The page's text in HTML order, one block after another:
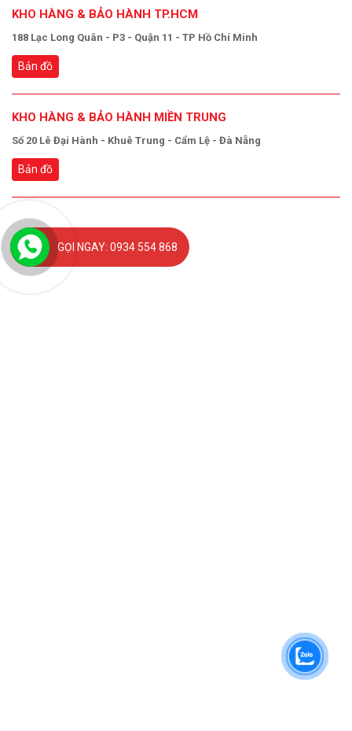
KHO HÀNG & BẢO HÀNH TP.HCM
188 Lạc Long Quân - P3 - Quận 11 - TP Hồ Chí Minh
Bản đồ
KHO HÀNG & BẢO HÀNH MIỀN TRUNG
Số 20 Lê Đại Hành - Khuê Trung - Cẩm Lệ - Đà Nẵng
Bản đồ
GỌI NGAY: 0934 554 868